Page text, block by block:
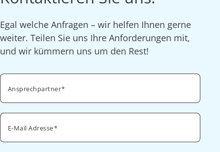
Egal welche Anfragen – wir helfen Ihnen gerne
weiter. Teilen Sie uns Ihre Anforderungen mit,
und wir kümmern uns um den Rest!
Ansprechpartner
E-Mail Adresse